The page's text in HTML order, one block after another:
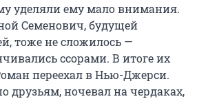
уделяли ему мало внимания.
Семенович, будущей
тоже не сложилось —
ссорами. В итоге их
переехал в Нью-Джерси.
друзьям, ночевал на чердаках,